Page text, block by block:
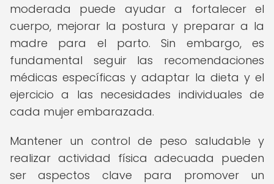
moderada puede ayudar a fortalecer el
cuerpo, mejorar la postura y preparar a la
madre para el parto. Sin embargo, es
fundamental seguir las recomendaciones
médicas específicas y adaptar la dieta y el
ejercicio a las necesidades individuales de
cada mujer embarazada.
Mantener un control de peso saludable y
realizar actividad física adecuada pueden
ser aspectos clave para promover un